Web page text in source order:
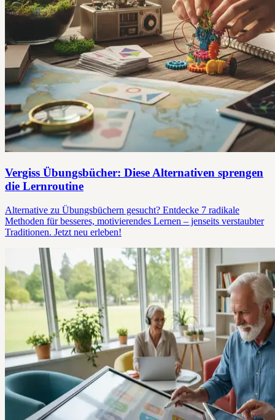
Vergiss Übungsbücher: Diese Alternativen sprengen
die Lernroutine
Alternative zu Übungsbüchern gesucht? Entdecke 7 radikale
Methoden für besseres, motivierendes Lernen – jenseits verstaubter
Traditionen. Jetzt neu erleben!